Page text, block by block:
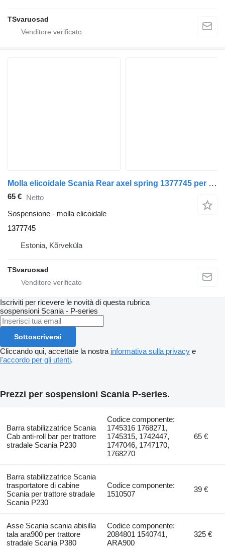
TSvaruosad
Molla elicoidale Scania Rear axel spring 1377745 per trattore stradale Scania P230
65 € Netto
Sospensione - molla elicoidale
1377745
Estonia, Kõrveküla
TSvaruosad
Iscriviti per ricevere le novità di questa rubrica
sospensioni Scania - P-series
Sottoscriversi
Cliccando qui, accettate la nostra informativa sulla privacy e
l'accordo per gli utenti.
Prezzi per sospensioni Scania P-series.
Barra stabilizzatrice Scania
Cab anti-roll bar per trattore
stradale Scania P230
Codice componente:
1745316 1768271,
1745315, 1742447,
1747046, 1747170,
1768270
65 €
Barra stabilizzatrice Scania
trasportatore di cabine
Scania per trattore stradale
Scania P230
Codice componente:
1510507
39 €
Asse Scania scania abisilla
tala ara900 per trattore
stradale Scania P380
Codice componente:
2084801 1540741,
ARA900
325 €